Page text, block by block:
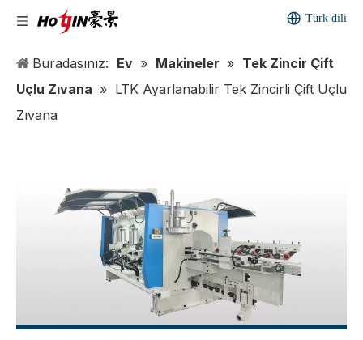
Türk dili
Buradasınız: Ev » Makineler » Tek Zincir Çift
Uçlu Zıvana » LTK Ayarlanabilir Tek Zincirli Çift Uçlu
Zıvana